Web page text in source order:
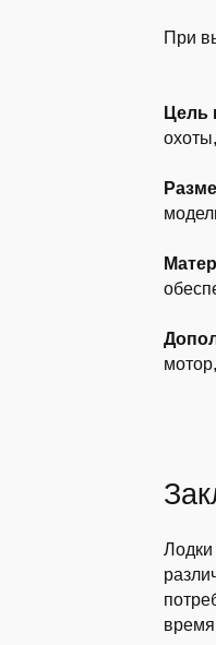
При
Цель
Лодки
время